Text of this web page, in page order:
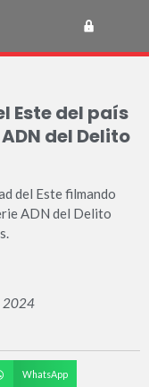
Este del país
del Delito
del Este filmando
ADN del Delito
2024
WhatsApp